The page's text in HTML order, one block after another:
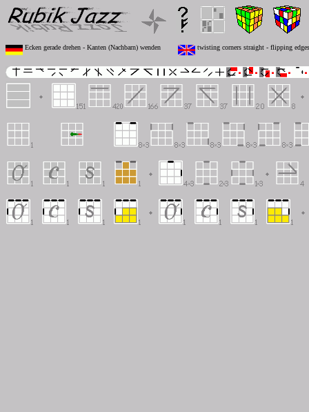
Ecken gerade drehen - Kanten (Nachbarn) wenden twisting corners straight - flipping